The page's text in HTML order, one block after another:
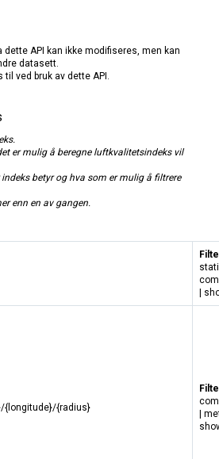
dette API kan ikke modifiseres, men kan
datasett.
ved bruk av dette API.
er mulig å beregne luftkvalitetsindeks vil
betyr og hva som er mulig å filtrere
enn en av gangen.
|
{radius}
|